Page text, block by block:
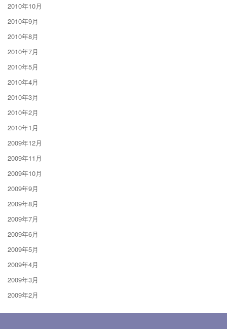
2010年10月
2010年9月
2010年8月
2010年7月
2010年5月
2010年4月
2010年3月
2010年2月
2010年1月
2009年12月
2009年11月
2009年10月
2009年9月
2009年8月
2009年7月
2009年6月
2009年5月
2009年4月
2009年3月
2009年2月